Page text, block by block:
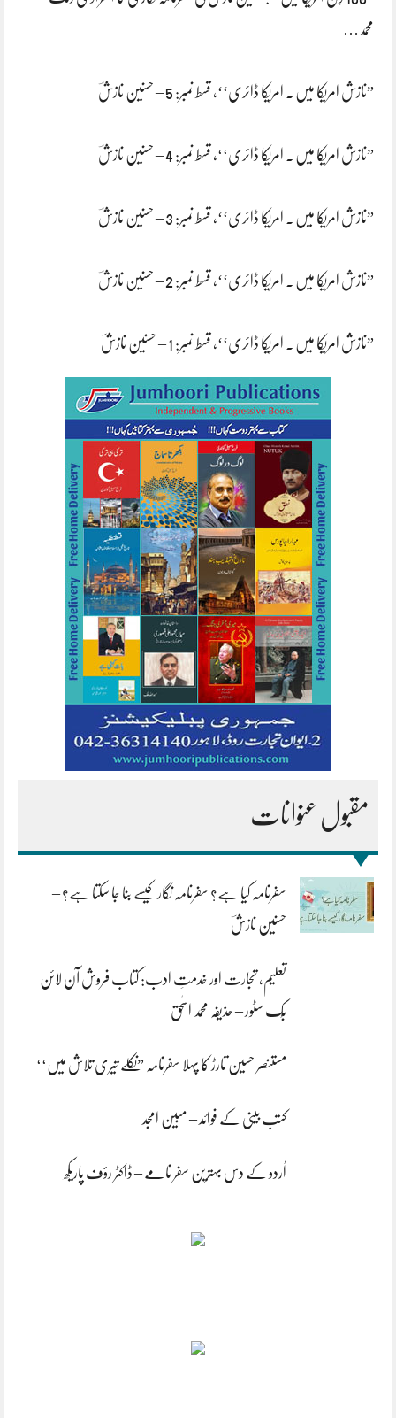
محمد…
”نازش امریکا میں ۔ امریکا ڈائری‘‘، قسط نمبر: 5 – حسنین نازشؔ
”نازش امریکا میں ۔ امریکا ڈائری‘‘، قسط نمبر: 4 – حسنین نازشؔ
”نازش امریکا میں ۔ امریکا ڈائری‘‘، قسط نمبر: 3 – حسنین نازشؔ
”نازش امریکا میں ۔ امریکا ڈائری‘‘، قسط نمبر: 2 – حسنین نازشؔ
”نازش امریکا میں ۔ امریکا ڈائری‘‘، قسط نمبر: 1 – حسنین نازشؔ
مقبول عنوانات
سفرنامہ کیا ہے؟ سفرنامہ نگار کیسے بنا جا سکتا ہے؟ –
حسنین نازشؔ
تعلیم، تجارت اور خدمتِ ادب: کتاب فروش آن لائن
بُک سٹور – حذیفہ محمد اسحٰق
مستنصر حسین تارڑ کا پہلا سفرنامہ ”نکلے تیری تلاش میں‘‘
کتب بینی کے فوائد – مبین امجد
اُردو کے دس بہترین سفر نامے – ڈاکٹر رؤف پاریکھ